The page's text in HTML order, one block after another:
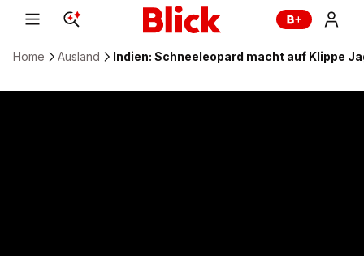
Home Ausland Indien: Schneeleopard macht auf Klippe